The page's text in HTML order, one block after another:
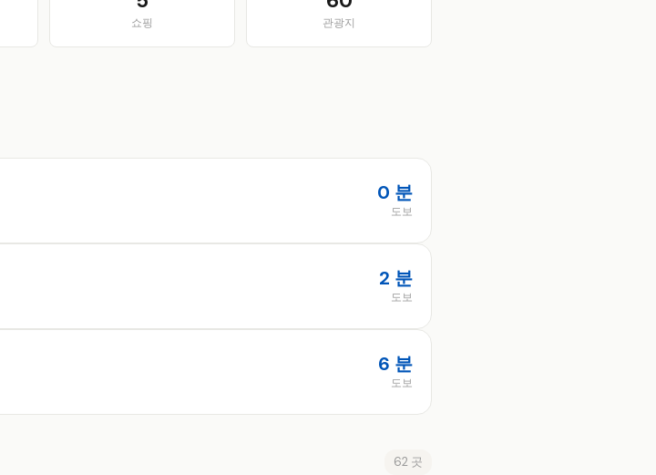
쇼핑 관광지
0 분
도보
2 분
도보
6 분
도보
62 곳